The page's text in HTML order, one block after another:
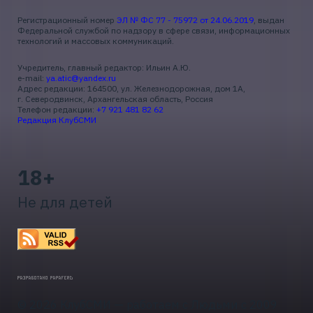
Регистрационный номер ЭЛ № ФС 77 - 75972 от 24.06.2019, выдан
Федеральной службой по надзору в сфере связи, информационных
технологий и массовых коммуникаций.
Учредитель, главный редактор: Ильин А.Ю.
e-mail: ya.atic@yandex.ru
Адрес редакции: 164500, ул. Железнодорожная, дом 1А,
г. Северодвинск, Архангельская область, Россия
Телефон редакции: +7 921 481 82 62
Редакция КлубСМИ
18+
Не для детей